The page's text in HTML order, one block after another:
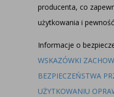
producenta, co
użytkowania i
Informacje o
WSKAZÓWKI
BEZPIECZEŃSTWA
UŻYTKOWANIU